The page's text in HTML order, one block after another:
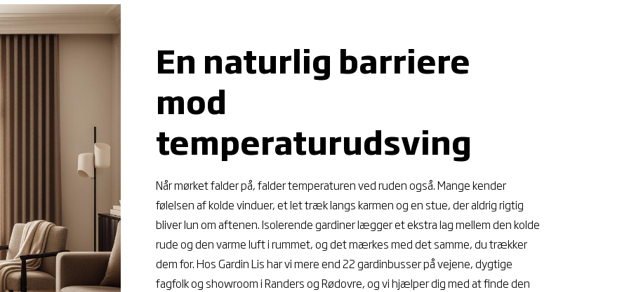
En naturlig barriere
mod
temperaturudsving
Når mørket falder på, falder temperaturen ved ruden også. Mange kender
følelsen af kolde vinduer, et let træk langs karmen og en stue, der aldrig rigtig
bliver lun om aftenen. Isolerende gardiner lægger et ekstra lag mellem den kolde
rude og den varme luft i rummet, og det mærkes med det samme, du trækker
dem for. Hos Gardin Lis har vi mere end 22 gardinbusser på vejene, dygtige
fagfolk og showroom i Randers og Rødovre, og vi hjælper dig med at finde den